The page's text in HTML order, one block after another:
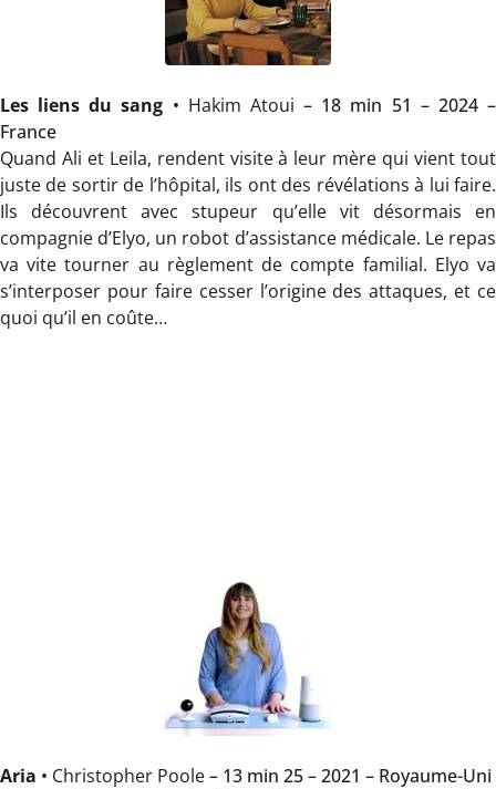
Les liens du sang • Hakim Atoui – 18 min 51 – 2024 –
France
Quand Ali et Leila, rendent visite à leur mère qui vient tout
juste de sortir de l’hôpital, ils ont des révélations à lui faire.
Ils découvrent avec stupeur qu’elle vit désormais en
compagnie d’Elyo, un robot d’assistance médicale. Le repas
va vite tourner au règlement de compte familial. Elyo va
s’interposer pour faire cesser l’origine des attaques, et ce
quoi qu’il en coûte…
Aria • Christopher Poole– 13 min 25 – 2021 – Royaume-Uni